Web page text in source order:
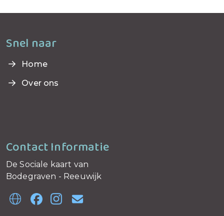
Snel naar
Home
Over ons
Contact Informatie
De Sociale kaart van
Bodegraven - Reeuwijk